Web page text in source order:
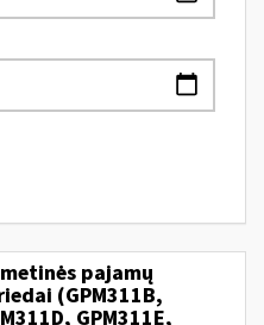
pajamų
(GPM311B,
GPM311E,